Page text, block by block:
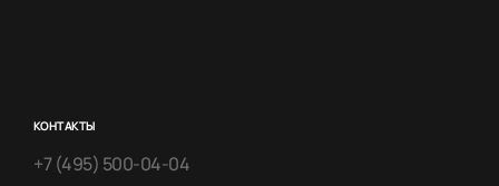
КОНТАКТЫ
+7 (495) 500-04-04